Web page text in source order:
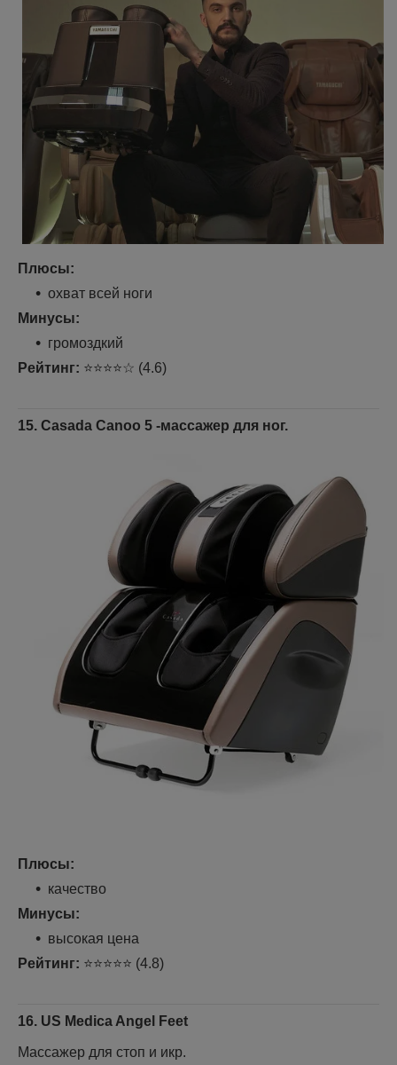
Плюсы:
охват всей ноги
Минусы:
громоздкий
Рейтинг: ⭐⭐⭐⭐☆ (4.6)
15. Casada Canoo 5 -массажер для ног.
Плюсы:
качество
Минусы:
высокая цена
Рейтинг: ⭐⭐⭐⭐⭐ (4.8)
16. US Medica Angel Feet
Массажер для стоп и икр.